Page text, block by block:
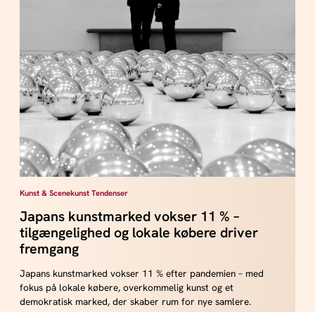
Kunst & Scenekunst Tendenser
Japans kunstmarked vokser 11 % –
tilgængelighed og lokale købere driver
fremgang
Japans kunstmarked vokser 11 % efter pandemien – med
fokus på lokale købere, overkommelig kunst og et
demokratisk marked, der skaber rum for nye samlere.